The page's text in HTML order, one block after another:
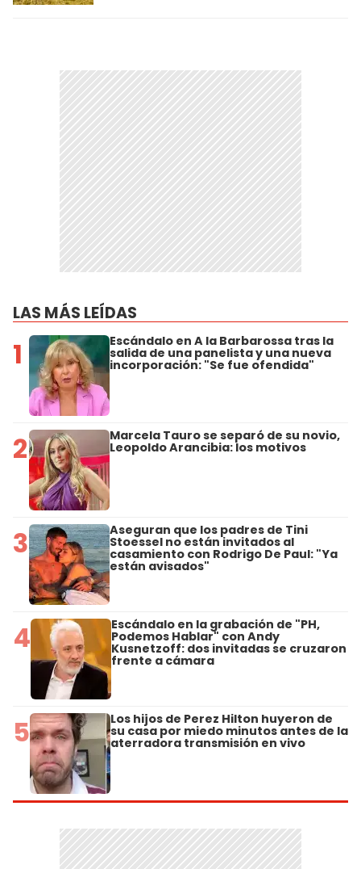
LAS MÁS LEÍDAS
1 Escándalo en A la Barbarossa tras la
salida de una panelista y una nueva
incorporación: "Se fue ofendida"
2 Marcela Tauro se separó de su novio,
Leopoldo Arancibia: los motivos
3 Aseguran que los padres de Tini
Stoessel no están invitados al
casamiento con Rodrigo De Paul: "Ya
están avisados"
4 Escándalo en la grabación de "PH,
Podemos Hablar" con Andy
Kusnetzoff: dos invitadas se cruzaron
frente a cámara
5 Los hijos de Perez Hilton huyeron de
su casa por miedo minutos antes de la
aterradora transmisión en vivo